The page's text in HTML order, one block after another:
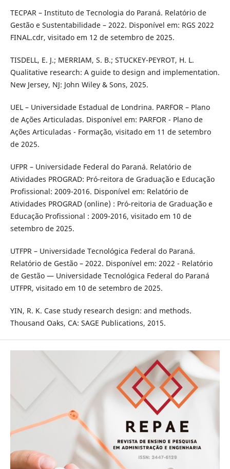
TECPAR – Instituto de Tecnologia do Paraná. Relatório de
Gestão e Sustentabilidade – 2022. Disponível em: RGS 2022
FINAL.cdr, visitado em 12 de setembro de 2025.
TISDELL, E. J.; MERRIAM, S. B.; STUCKEY-PEYROT, H. L.
Qualitative research: A guide to design and implementation.
New Jersey, NJ: John Wiley & Sons, 2025.
UEL – Universidade Estadual de Londrina. PARFOR – Plano
de Ações Articuladas. Disponível em: PARFOR - Plano de
Ações Articuladas - Formação, visitado em 11 de setembro
de 2025.
UFPR – Universidade Federal do Paraná. Relatório de
Atividades PROGRAD: Pró-reitora de Graduação e Educação
Profissional: 2009-2016. Disponível em: Relatório de
Atividades PROGRAD (online) : Pró-reitoria de Graduação e
Educação Profissional : 2009-2016, visitado em 10 de
setembro de 2025.
UTFPR – Universidade Tecnológica Federal do Paraná.
Relatório de Gestão – 2022. Disponível em: 2022 - Relatório
de Gestão — Universidade Tecnológica Federal do Paraná
UTFPR, visitado em 10 de setembro de 2025.
YIN, R. K. Case study research design: and methods.
Thousand Oaks, CA: SAGE Publications, 2015.